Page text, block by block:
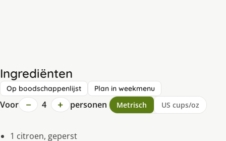
Ingrediënten
Op boodschappenlijst Plan in weekmenu
Voor − 4 + personen Metrisch US cups/oz
1 citroen, geperst